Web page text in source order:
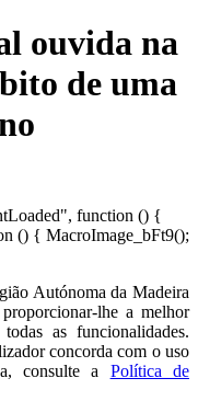
ouvida na
de uma
function () {
() { MacroImage_bFt9();
Autónoma da Madeira
lhe a melhor
as funcionalidades.
concorda com o uso
consulte a
Política de